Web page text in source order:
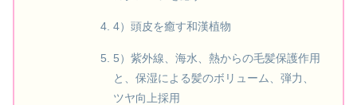
4）頭皮を癒す和漢植物
5）紫外線、海水、熱からの毛髪保護作用
と、保湿による髪のボリューム、弾力、
ツヤ向上採用